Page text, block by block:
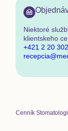
Niektoré
klientskeho
+421 2 20
Cenník